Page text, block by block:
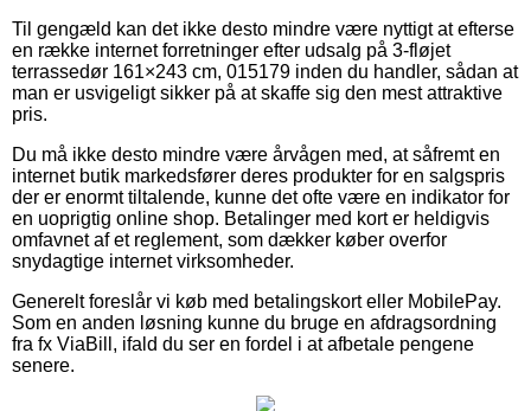
Til gengæld kan det ikke desto mindre være nyttigt at efterse
en række internet forretninger efter udsalg på 3-fløjet
terrassedør 161×243 cm, 015179 inden du handler, sådan at
man er usvigeligt sikker på at skaffe sig den mest attraktive
pris.
Du må ikke desto mindre være årvågen med, at såfremt en
internet butik markedsfører deres produkter for en salgspris
der er enormt tiltalende, kunne det ofte være en indikator for
en uoprigtig online shop. Betalinger med kort er heldigvis
omfavnet af et reglement, som dækker køber overfor
snydagtige internet virksomheder.
Generelt foreslår vi køb med betalingskort eller MobilePay.
Som en anden løsning kunne du bruge en afdragsordning
fra fx ViaBill, ifald du ser en fordel i at afbetale pengene
senere.